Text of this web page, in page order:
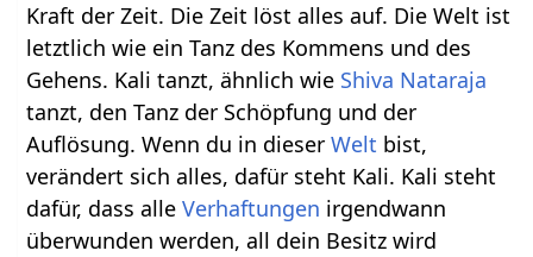
Kraft der Zeit. Die Zeit löst alles auf. Die Welt ist
letztlich wie ein Tanz des Kommens und des
Gehens. Kali tanzt, ähnlich wie Shiva Nataraja
tanzt, den Tanz der Schöpfung und der
Auflösung. Wenn du in dieserWelt bist,
verändert sich alles, dafür steht Kali. Kali steht
dafür, dass alleVerhaftungen irgendwann
überwunden werden, all dein Besitz wird